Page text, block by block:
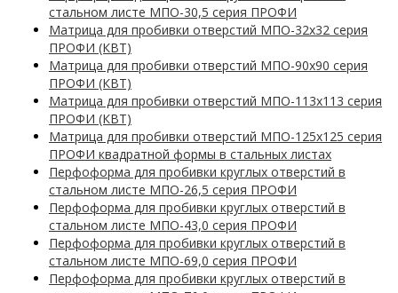
стальном листе МПО-30,5 серия ПРОФИ
Матрица для пробивки отверстий МПО-32х32 серия
ПРОФИ (КВТ)
Матрица для пробивки отверстий МПО-90х90 серия
ПРОФИ (КВТ)
Матрица для пробивки отверстий МПО-113х113 серия
ПРОФИ (КВТ)
Матрица для пробивки отверстий МПО-125х125 серия
ПРОФИ квадратной формы в стальных листах
Перфоформа для пробивки круглых отверстий в
стальном листе МПО-26,5 серия ПРОФИ
Перфоформа для пробивки круглых отверстий в
стальном листе МПО-43,0 серия ПРОФИ
Перфоформа для пробивки круглых отверстий в
стальном листе МПО-69,0 серия ПРОФИ
Перфоформа для пробивки круглых отверстий в